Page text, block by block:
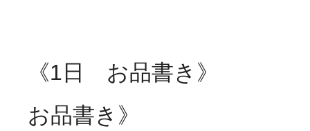
《1日 お品書
お品書き》
長寿の里通所リハビリテ
デイサービス便り